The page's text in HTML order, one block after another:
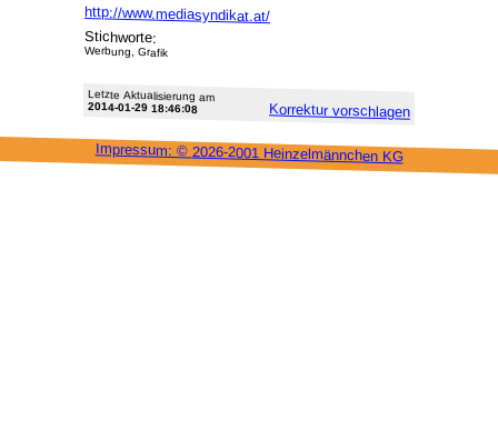
http://www.mediasyndikat.at/
Stichworte:
Werbung, Grafik
Letzte Aktu­alisie­rung am
2014-01-29 18:46:08 Korrektur vor­schlagen
Impressum: © 2026-2001 Heinzel­männchen KG